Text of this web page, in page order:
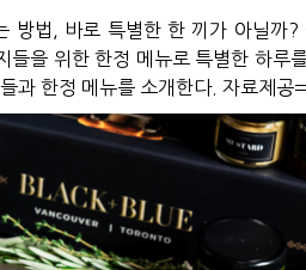
방법 바로 특별한 한 끼가 아닐까?
들을 위한 한정 메뉴로 특별한 하루
과 한정 메뉴를 소개한다. 자료제공